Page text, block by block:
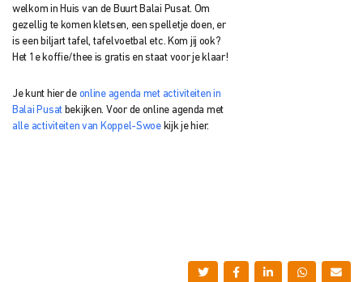
welkom in Huis van de Buurt Balai Pusat. Om
gezellig te komen kletsen, een spelletje doen, er
is een biljart tafel, tafelvoetbal etc. Kom jij ook?
Het 1e koffie/thee is gratis en staat voor je klaar!
Je kunt hier de online agenda met activiteiten in
Balai Pusatbekijken. Voor de online agenda met
alle activiteiten van Koppel-Swoekijk je hier.